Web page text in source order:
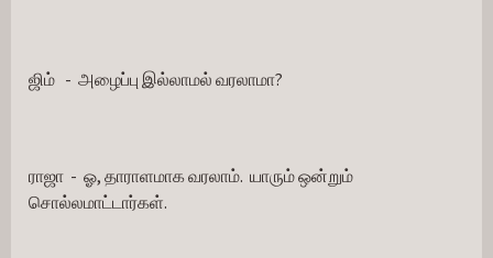
ஜிம்   -  அழைப்பு இல்லாமல் வரலாமா?
ராஜா  -  ஓ, தாராளமாக வரலாம்.  யாரும் ஒன்றும்
சொல்லமாட்டார்கள்.